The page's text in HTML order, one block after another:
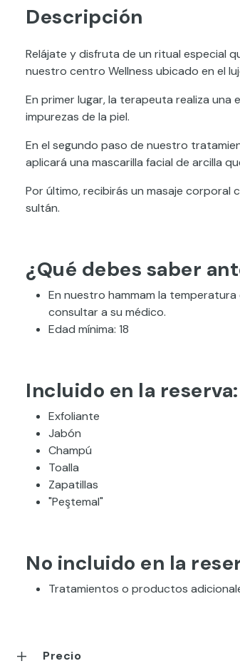
Descripción
Relájate y disfruta de un ritual especial
nuestro centro Wellness ubicado en el
En primer lugar, la terapeuta realiza una
impurezas de la piel.
En el segundo paso de nuestro
aplicará una mascarilla facial de arcilla
Por último, recibirás un masaje
sultán.
¿Qué debes saber
En nuestro hammam la
consultar a su médico.
Edad mínima: 18
Incluido en la reserva:
Exfoliante
Jabón
Champú
Toalla
Zapatillas
"Peştemal"
No incluido en la
Tratamientos o productos
Precio